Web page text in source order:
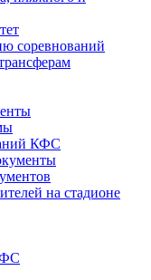
соревнований
КФС
на стадионе